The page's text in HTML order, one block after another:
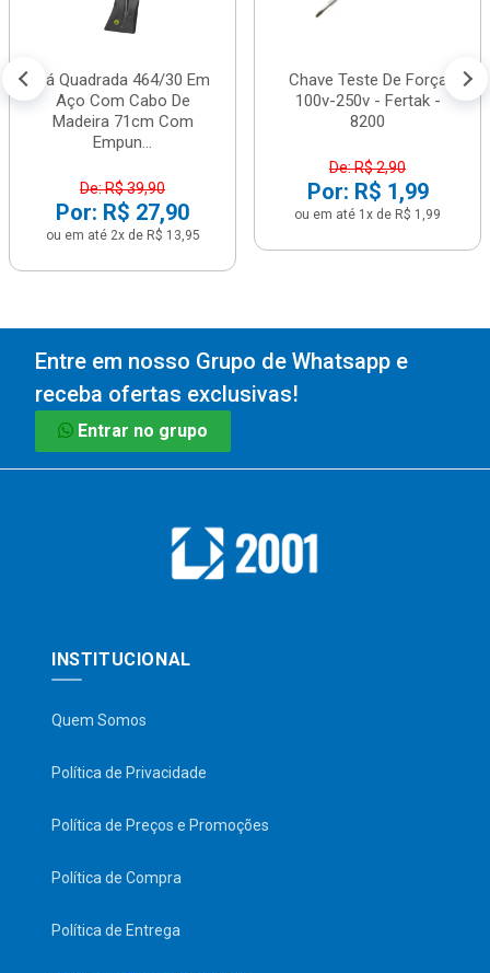
Pá Quadrada 464/30 Em
Aço Com Cabo De
Madeira 71cm Com
Empun...
De: R$ 39,90
Por: R$ 27,90
ou em até 2x de R$ 13,95
Chave Teste De Força
100v-250v - Fertak -
8200
De: R$ 2,90
Por: R$ 1,99
ou em até 1x de R$ 1,99
Entre em nosso Grupo de Whatsapp e
receba ofertas exclusivas!
Entrar no grupo
INSTITUCIONAL
Quem Somos
Política de Privacidade
Política de Preços e Promoções
Política de Compra
Política de Entrega